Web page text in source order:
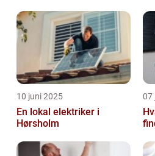
10 juni 2025
En lokal elektriker i
Hørsholm
07